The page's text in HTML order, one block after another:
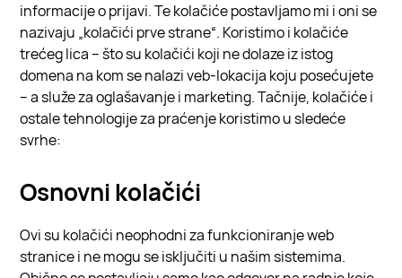
informacije o prijavi. Te kolačiće postavljamo mi i oni se
nazivaju „kolačići prve strane“. Koristimo i kolačiće
trećeg lica – što su kolačići koji ne dolaze iz istog
domena na kom se nalazi veb-lokacija koju posećujete
– a služe za oglašavanje i marketing. Tačnije, kolačiće i
ostale tehnologije za praćenje koristimo u sledeće
svrhe:
Osnovni kolačići
Ovi su kolačići neophodni za funkcioniranje web
stranice i ne mogu se isključiti u našim sistemima.